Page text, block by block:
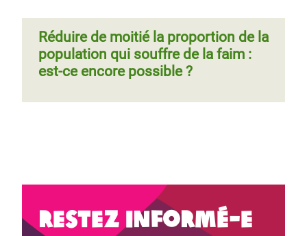
Réduire de moitié la proportion de la
population qui souffre de la faim :
est-ce encore possible ?
Restez informé-e